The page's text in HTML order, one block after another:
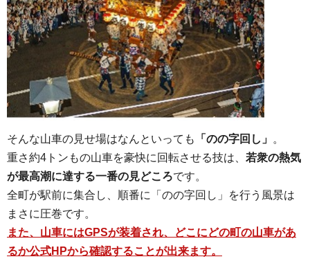
そんな山車の見せ場はなんといっても 「のの字回し」 。
重さ約4トンもの山車を豪快に回転させる技は、 若衆の熱気
が最高潮に達する一番の見どころです。
全町が駅前に集合し、順番に「のの字回し」を行う風景は
まさに圧巻です。
また、山車にはGPSが装着され、どこにどの町の山車があ
るか公式HPから確認することが出来ます。